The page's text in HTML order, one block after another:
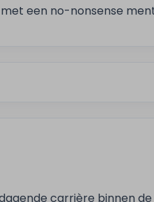
een no-nonsense
carrière binnen